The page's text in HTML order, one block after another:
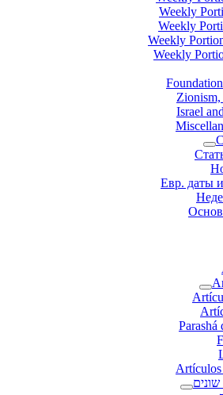
Weekly
Weekly
Weekly
Weekly
Zionism,
Israel
Евр. даты
Parashá
Artículos